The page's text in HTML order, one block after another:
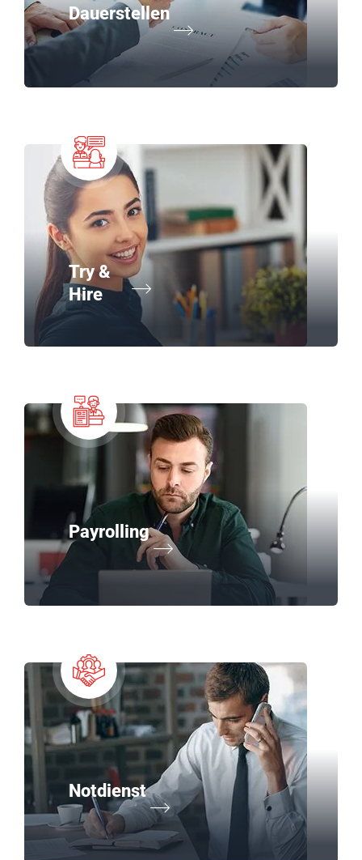
Dauerstellen
Try &
Hire
Payrolling
Notdienst